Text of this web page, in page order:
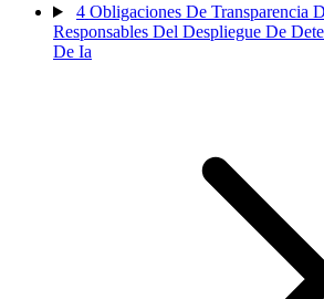
4 Obligaciones De Transparencia
Responsables Del Despliegue De
De Ia